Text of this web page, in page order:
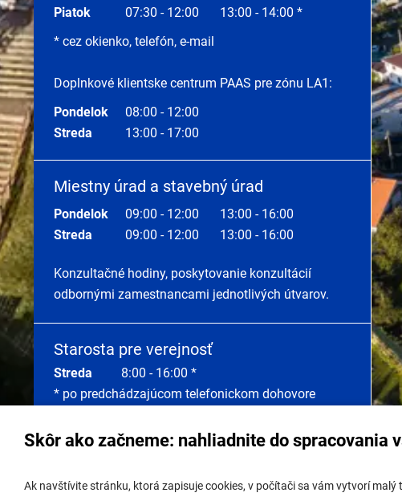
Skôr ako začneme: nahliadnite do spracovania
Ak navštívite stránku, ktorá zapisuje cookies, v počítači sa vám vytvorí
Piatok
07:30 - 12:00
13:00 - 14:00 *
* cez okienko, telefón, e-mail
Doplnkové klientske centrum PAAS pre zónu LA1:
Pondelok
08:00 - 12:00
Streda
13:00 - 17:00
Miestny úrad a stavebný úrad
Pondelok 09:00 - 12:00
13:00 - 16:00
Streda
09:00 - 12:00 13:00 - 16:00
Konzultačné hodiny, poskytovanie konzultácií
odbornými zamestnancami jednotlivých útvarov.
Starosta pre verejnosť
Streda 8:00 - 16:00 *
* po predchádzajúcom telefonickom dohovore
info@lamac.sk